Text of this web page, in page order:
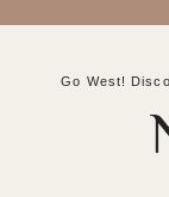
Go West!